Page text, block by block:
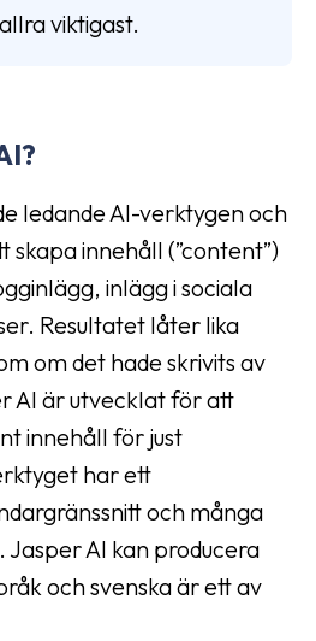
viktigast.
ledande AI-verktygen och
skapa innehåll (”content”)
inlägg i sociala
Resultatet låter lika
om det hade skrivits av
AI är utvecklat för att
innehåll för just
har ett
och många
AI kan producera
och svenska är ett av